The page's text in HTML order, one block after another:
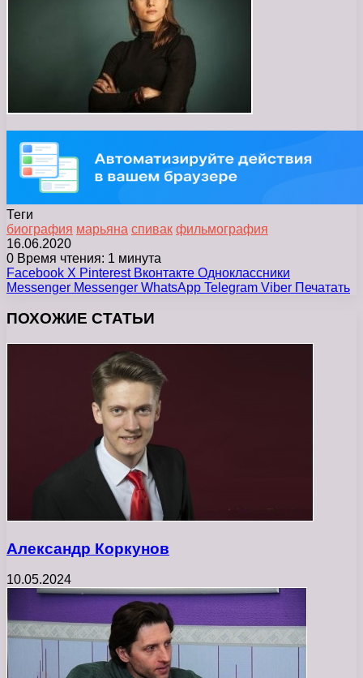
Теги
биография марьяна спивак фильмография
16.06.2020
0 Время чтения: 1 минута
Facebook X Pinterest Вконтакте Одноклассники
Messenger Messenger WhatsApp Telegram Viber Печатать
ПОХОЖИЕ СТАТЬИ
Александр Коркунов
10.05.2024